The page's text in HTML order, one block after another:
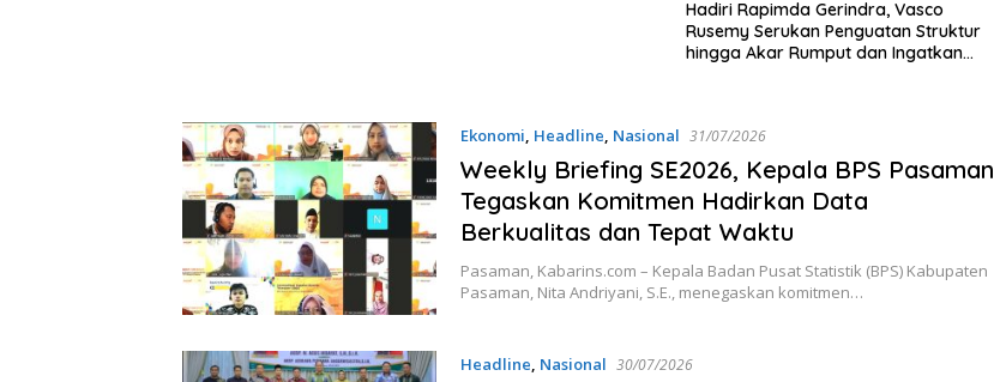
Hadiri Rapimda Gerindra, Vasco
Rusemy Serukan Penguatan Struktur
hingga Akar Rumput dan Ingatkan
Ekonomi, Headline, Nasional 31/07/2026
Weekly Briefing SE2026, Kepala BPS Pasaman
Tegaskan Komitmen Hadirkan Data
Berkualitas dan Tepat Waktu
Pasaman, Kabarins.com – Kepala Badan Pusat Statistik (BPS) Kabupaten
Pasaman, Nita Andriyani, S.E., menegaskan komitmen…
Headline, Nasional 30/07/2026